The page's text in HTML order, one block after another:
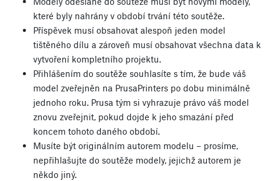
které byly nahrány v období trvání této soutěže.
Příspěvek musí obsahovat alespoň jeden model
tištěného dílu a zároveň musí obsahovat všechna data k
vytvoření kompletního projektu.
Přihlášením do soutěže souhlasíte s tím, že bude váš
model zveřejněn na PrusaPrinters po dobu minimálně
jednoho roku. Prusa tým si vyhrazuje právo váš model
znovu zveřejnit, pokud dojde k jeho smazání před
koncem tohoto daného období.
Musíte být originálním autorem modelu – prosíme,
nepřihlašujte do soutěže modely, jejichž autorem je
někdo jiný.